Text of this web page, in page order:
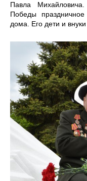
Павла
Победы
дома. Его дети и